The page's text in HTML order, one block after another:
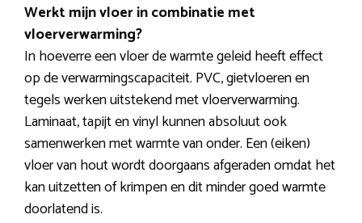
Werkt mijn vloer in combinatie met
vloerverwarming?
In hoeverre een vloer de warmte geleid heeft effect
op de verwarmingscapaciteit. PVC, gietvloeren en
tegels werken uitstekend met vloerverwarming.
Laminaat, tapijt en vinyl kunnen absoluut ook
samenwerken met warmte van onder. Een (eiken)
vloer van hout wordt doorgaans afgeraden omdat het
kan uitzetten of krimpen en dit minder goed warmte
doorlatend is.